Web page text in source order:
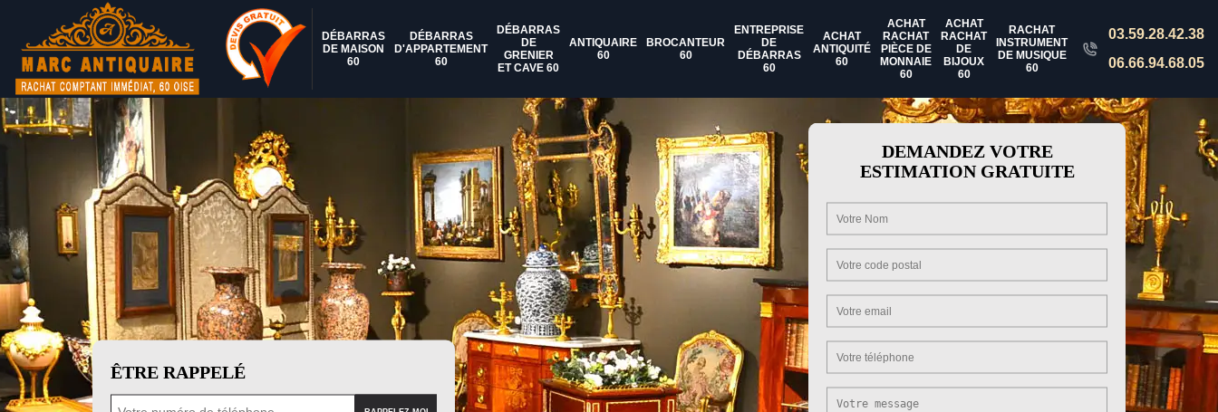
DÉBARRAS
DE MAISON
60
DÉBARRAS
D'APPARTEMENT
60
DÉBARRAS
DE
GRENIER
ET CAVE 60
ANTIQUAIRE
60
BROCANTEUR
60
ENTREPRISE
DE
DÉBARRAS
60
ACHAT
ANTIQUITÉ
60
ACHAT
RACHAT
PIÈCE DE
MONNAIE
60
ACHAT
RACHAT
DE
BIJOUX
60
RACHAT
INSTRUMENT
DE MUSIQUE
60
03.59.28.42.38
06.66.94.68.05
ÊTRE RAPPELÉ
DEMANDEZ VOTRE
ESTIMATION GRATUITE